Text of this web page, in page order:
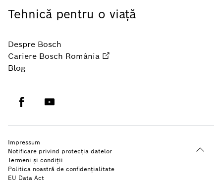
Tehnică pentru o viaţă
Despre Bosch
Cariere Bosch România
Blog
Impressum
Notificare privind protecția datelor
Termeni şi condiţii
Politica noastră de confidenţialitate
EU Data Act